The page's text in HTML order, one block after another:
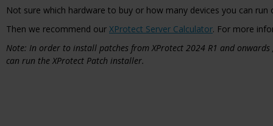
Not sure which hardware to buy or how many devices you can run
Then we recommend our XProtect Server Calculator. For more
Note: In order to install patches from XProtect 2024 R1 and
can run the XProtect Patch installer.